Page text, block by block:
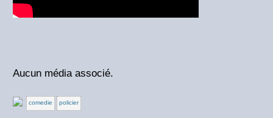
Aucun média associé.
comedie policier